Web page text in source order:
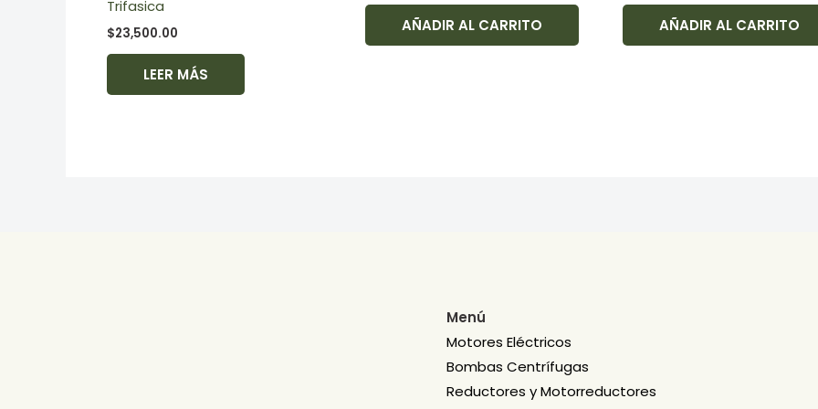
Trifasica
$23,500.00
LEER MÁS
AÑADIR AL CARRITO AÑADIR AL CARRITO
Menú
Motores Eléctricos
Bombas Centrífugas
Reductores y Motorreductores